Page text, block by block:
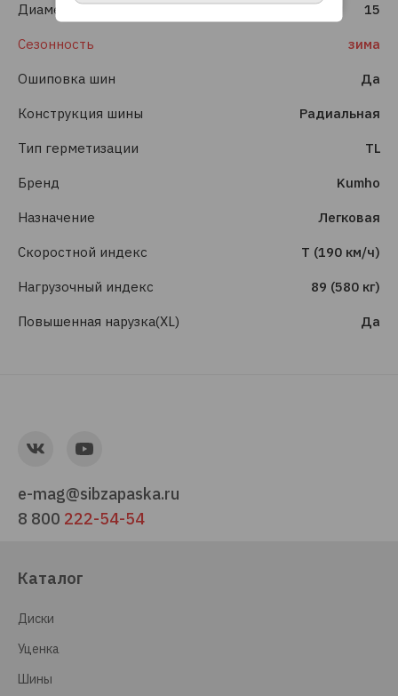
Диаметр 15
Сезонность зима
Ошиповка шин Да
Конструкция шины Радиальная
Тип герметизации TL
Бренд Kumho
Назначение Легковая
Скоростной индекс T (190 км/ч)
Нагрузочный индекс 89 (580 кг)
Повышенная нарузка(XL) Да
e-mag@sibzapaska.ru
8 800 222-54-54
Каталог
Диски
Уценка
Шины